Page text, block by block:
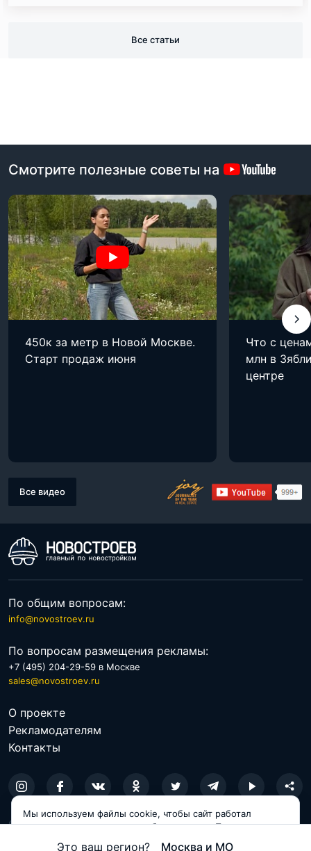
Это ваш регион? Москва и МО
Все статьи
Смотрите полезные советы на
450к за метр в Новой Москве.
Старт продаж июня
Что с
млн в
центре
Все видео
По общим вопросам:
info@novostroev.ru
По вопросам размещения рекламы:
+7 (495) 204-29-59 в Москве
sales@novostroev.ru
О проекте
Рекламодателям
Контакты
© 2026 NOVOSTROEV.RU
Политика обработки персональных данных
Мы используем файлы cookie, чтобы сайт работал
корректно и становился удобнее для вас. Продолжая